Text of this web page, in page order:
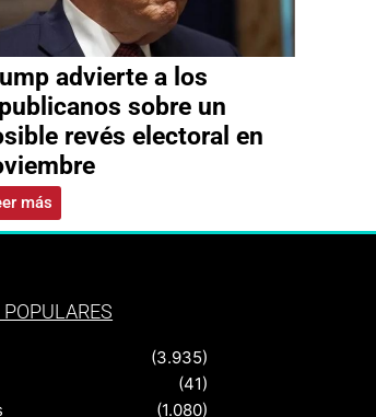
advierte a los
sobre un
revés electoral en
más
(3.935)
(41)
(1.080)